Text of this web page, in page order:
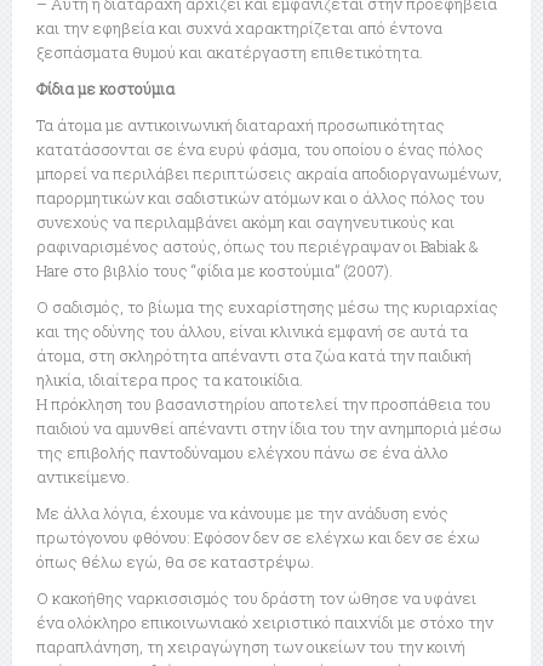
και την εφηβεία και συχνά χαρακτηρίζεται από έντονα
ξεσπάσματα θυμού και ακατέργαστη επιθετικότητα.
Φίδια με κοστούμια
Τα άτομα με αντικοινωνική διαταραχή προσωπικότητας
κατατάσσονται σε ένα ευρύ φάσμα, του οποίου ο ένας πόλος
μπορεί να περιλάβει περιπτώσεις ακραία αποδιοργανωμένων,
παρορμητικών και σαδιστικών ατόμων και ο άλλος πόλος του
συνεχούς να περιλαμβάνει ακόμη και σαγηνευτικούς και
ραφιναρισμένος αστούς, όπως του περιέγραψαν οι Babiak &
Hare στο βιβλίο τους “φίδια με κοστούμια” (2007).
Ο σαδισμός, το βίωμα της ευχαρίστησης μέσω της κυριαρχίας
και της οδύνης του άλλου, είναι κλινικά εμφανή σε αυτά τα
άτομα, στη σκληρότητα απέναντι στα ζώα κατά την παιδική
ηλικία, ιδιαίτερα προς τα κατοικίδια.
Η πρόκληση του βασανιστηρίου αποτελεί την προσπάθεια του
παιδιού να αμυνθεί απέναντι στην ίδια του την ανημποριά μέσω
της επιβολής παντοδύναμου ελέγχου πάνω σε ένα άλλο
αντικείμενο.
Με άλλα λόγια, έχουμε να κάνουμε με την ανάδυση ενός
πρωτόγονου φθόνου: Εφόσον δεν σε ελέγχω και δεν σε έχω
όπως θέλω εγώ, θα σε καταστρέψω.
Ο κακοήθης ναρκισσισμός του δράστη τον ώθησε να υφάνει
ένα ολόκληρο επικοινωνιακό χειριστικό παιχνίδι με στόχο την
παραπλάνηση, τη χειραγώγηση των οικείων του την κοινή